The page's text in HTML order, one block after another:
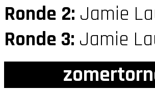
Ronde 2: Jamie
Ronde 3: Jamie